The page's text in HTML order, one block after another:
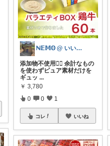
ℕ𝔼𝕄𝕆 @ いいねありがとう🙌
添加物不使用🙅‍♀️ 余計なもの
を使わずピュア素材だけを
ギュッ ...
￥ 3,780
0 0 1
コレ いいね